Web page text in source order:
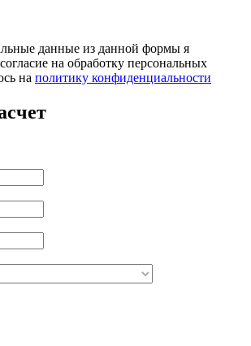
данные из данной формы я
на обработку персональных
на политику конфиденциальности